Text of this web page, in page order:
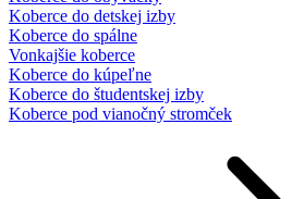
Koberce do detskej izby
Koberce do spálne
Vonkajšie koberce
Koberce do kúpeľne
Koberce do študentskej izby
Koberce pod vianočný stromček